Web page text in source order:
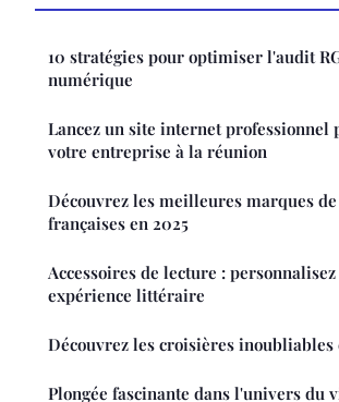
10 stratégies pour optimiser l'audit
numérique
Lancez un site internet professionnel
votre entreprise à la réunion
Découvrez les meilleures marques
françaises en 2025
Accessoires de lecture :
expérience littéraire
Découvrez les croisières inoubliables
Plongée fascinante dans l'univers du